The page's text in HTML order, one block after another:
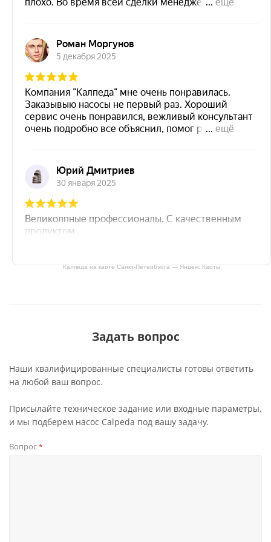
Калпеда на карте Санкт‑Петербурга — Яндекс Карты
Задать вопрос
Наши квалифицированные специалисты готовы ответить
на любой ваш вопрос.
Присылайте техническое задание или входные параметры,
и мы подберем насос Calpeda под вашу задачу.
Вопрос*